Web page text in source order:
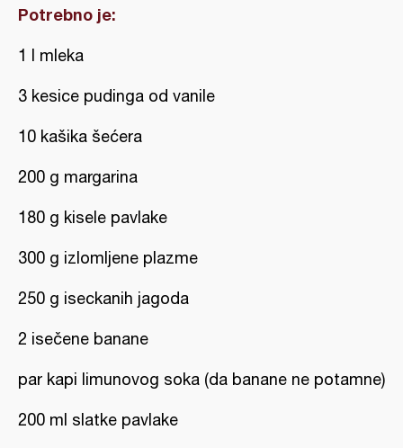
Potrebno je:
1 l mleka
3 kesice pudinga od vanile
10 kašika šećera
200 g margarina
180 g kisele pavlake
300 g izlomljene plazme
250 g iseckanih jagoda
2 isečene banane
par kapi limunovog soka (da banane ne potamne)
200 ml slatke pavlake